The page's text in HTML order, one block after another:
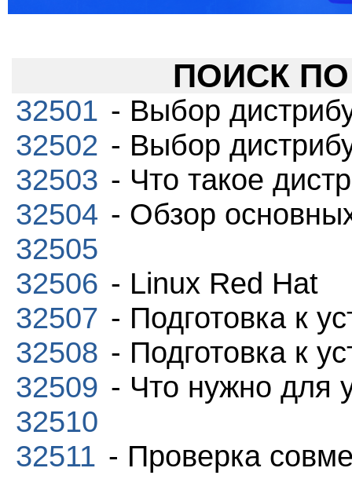
ПОИСК ПО
32501 - Выбор
32502 - Выбор
32503 - Что такое
32504 - Обзор
32505
32506 - Linux Red Hat
32507 - Подготовка к
32508 - Подготовка к
32509 - Что нужно для
32510
32511 - Проверка